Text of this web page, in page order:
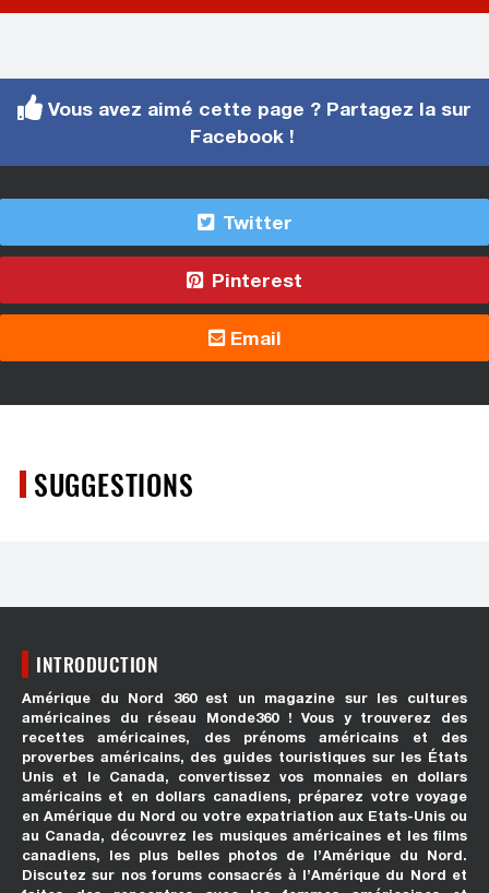
Vous avez aimé cette page ? Partagez la sur
Facebook !
Twitter
Pinterest
Email
SUGGESTIONS
INTRODUCTION
Amérique du Nord 360 est un magazine sur les cultures
américaines du réseau Monde360 ! Vous y trouverez des
recettes américaines, des prénoms américains et des
proverbes américains, des guides touristiques sur les États
Unis et le Canada, convertissez vos monnaies en dollars
américains et en dollars canadiens, préparez votre voyage
en Amérique du Nord ou votre expatriation aux Etats-Unis ou
au Canada, découvrez les musiques américaines et les films
canadiens, les plus belles photos de l’Amérique du Nord.
Discutez sur nos forums consacrés à l’Amérique du Nord et